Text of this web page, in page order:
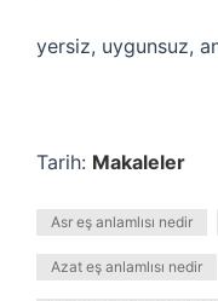
yersiz, uygunsuz,
Tarih: Makaleler
Asr eş anlamlısı nedir
Azat eş anlamlısı nedir